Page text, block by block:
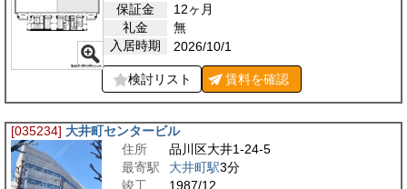
保証金
12ヶ月
礼金
無
入居時期
2026/10/1
検討リスト 賃料を確認
[035234] 大井町センタービル
住所
品川区大井1-24-5
最寄駅
大井町駅3分
竣工
1987/12